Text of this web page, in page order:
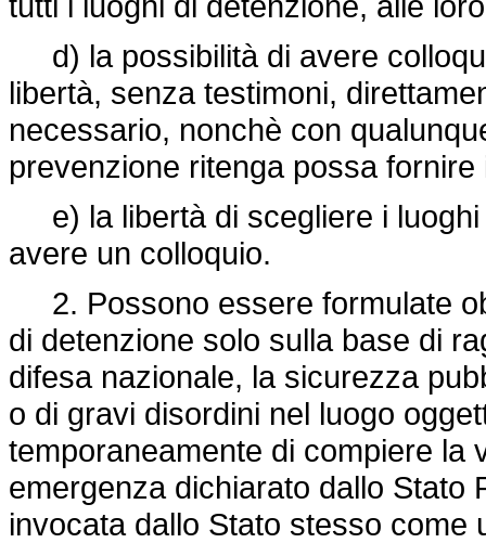
d) la possibilità di avere
libertà, senza testimoni,
necessario, nonchè con
prevenzione ritenga possa
e) la libertà di scegliere i luoghi
avere un colloquio.
2. Possono essere formulate
di detenzione solo sulla base di
difesa nazionale, la sicurezza
o di gravi disordini nel luogo
temporaneamente di compiere la
emergenza dichiarato dallo Stato
invocata dallo Stato stesso come